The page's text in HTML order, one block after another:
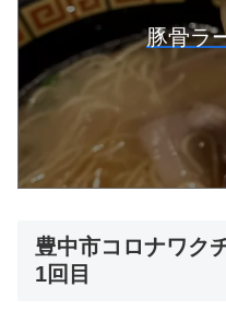
豚骨ラ
豊中市コロナワク
1回目